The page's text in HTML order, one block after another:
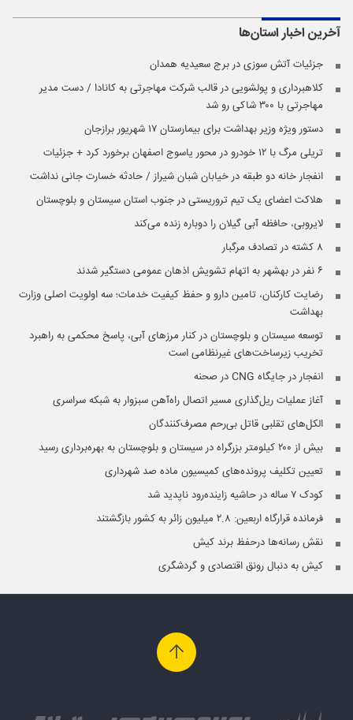
آخرین اخباراستان‌ها
جزئیات آتش سوزی در برج سعیدیه همدان
کلاهبرداری و پولشویی در قالب شرکت مهاجرتی به کانادا / دست مدیر
مهاجرتی با ۳۰۰ شاکی رو شد
دستور ویژه وزیر بهداشت برای بیمارستان ۱۷ شهریور برازجان
تریلی مرگ با ۱۲ خودرو در محور یاسوج اصفهان برخورد کرد + جزئیات
انفجار خانه دو طبقه در خیابان شبان شیراز / حادثه خسارت جانی نداشت
هلاکت اعضای یک تیم تروریستی در جنوب استان سیستان و بلوچستان
لایروبی، حافظه آبی گیلان را دوباره زنده می‌کند
۸ کشته در تصادف مرگبار
۶ نفر در بهشهر به اتهام تشویش اذهان عمومی دستگیر شدند
رضایت کارکنان، تامین دارو و حفظ کیفیت خدمات؛ سه اولویت اصلی وزارت
بهداشت
توسعه سیستان و بلوچستان در کنار مرزهای آبی، پاسخ محکمی به راهبرد
تخریب زیرساخت‌های غیرنظامی است
انفجار در جایگاه CNG در صحنه
آغاز عملیات ریل‌گذاری مسیر اتصال راه‌آهن سبزوار به شبکه سراسری
الکل‌های تقلبی قاتل بی‌رحم مصرف‌کنندگان
بیش از ۲۰۰ کیلومتر بزرگراه در سیستان‌ و‌ بلوچستان به بهره‌برداری رسید
تعیین تکلیف پرونده‌های کمیسیون ماده صد شهرداری
کودک ۷ ساله در حاشیه زاینده‌رود ناپدید شد
فرمانده قرارگاه اربعین: ۲.۸ میلیون زائر به کشور بازگشتند
نقش رسانه‌ها درحفظ برند کیش
کیش به دنبال رونق اقتصادی و گردشگری